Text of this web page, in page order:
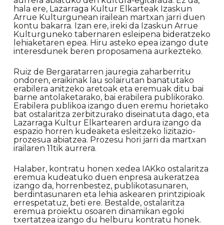
hala ere, Lazarraga Kultur Elkarteak Izaskun
Arrue Kulturgunean irailean martxan jarri duen
kontu bakarra. Izan ere, ireki da Izaskun Arrue
Kulturguneko tabernaren esleipena bideratzeko
lehiaketaren epea. Hiru asteko epea izango dute
interesdunek beren proposamena aurkezteko.
Ruiz de Bergaratarren jauregia zaharberritu
ondoren, eraikinak lau solairutan banatutako
erabilera anitzeko aretoak eta eremuak ditu bai
barne antolaketarako, bai erabilera publikorako.
Erabilera publikoa izango duen eremu horietako
bat ostalaritza zerbitzurako diseinatuta dago, eta
Lazarraga Kultur Elkartearen ardura izango da
espazio horren kudeaketa esleitzeko lizitazio-
prozesua abiatzea. Prozesu hori jarri da martxan
irailaren 11tik aurrera.
Halaber, kontratu honen xedea IAKko ostalaritza
eremua kudeatuko duen enpresa aukeratzea
izango da, horrenbestez, publikotasunaren,
berdintasunaren eta lehia askearen printzipioak
errespetatuz, beti ere. Bestalde, ostalaritza
eremua proiektu osoaren dinamikan egoki
txertatzea izango du helburu kontratu honek.